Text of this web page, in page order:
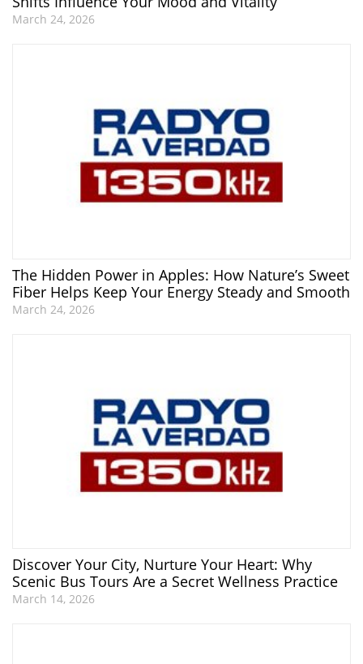
March 24, 2026
The Hidden Power in Apples: How Nature’s Sweet
Fiber Helps Keep Your Energy Steady and Smooth
March 24, 2026
Discover Your City, Nurture Your Heart: Why
Scenic Bus Tours Are a Secret Wellness Practice
March 14, 2026